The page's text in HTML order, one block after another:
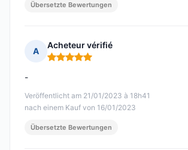
Übersetzte Bewertungen
A
Acheteur vérifié
Hinweis: 5 von 5
Veröffentlicht am 21/01/2023 à 18h41
nach einem Kauf von 16/01/2023
-
Übersetzte Bewertungen